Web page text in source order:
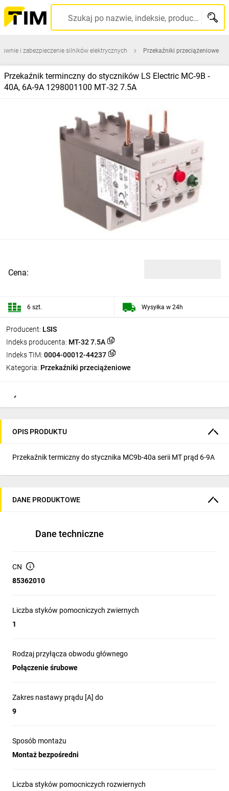
Szukaj po nazwie, indeksie, producencie, kodzie kreskowym...
i zabezpieczenie silników elektrycznych Przekaźniki przeciążeniowe
Przekaźnik terminczny do styczników LS Electric MC‑9B ‑
40A, 6A‑9A 1298001100 MT‑32 7.5A
Producent: LSIS
Indeks producenta: MT-32 7.5A
Indeks TIM: 0004-00012-44237
Kategoria: Przekaźniki przeciążeniowe
Cena:
6 szt. Wysyłka w 24h
OPIS PRODUKTU
Przekaźnik termiczny do stycznika MC9b-40a serii MT prąd 6-9A
DANE PRODUKTOWE
Dane techniczne
CN
85362010
Liczba styków pomocniczych zwiernych
1
Rodzaj przyłącza obwodu głównego
Połączenie śrubowe
Zakres nastawy prądu [A] do
9
Sposób montażu
Montaż bezpośredni
Liczba styków pomocniczych rozwiernych